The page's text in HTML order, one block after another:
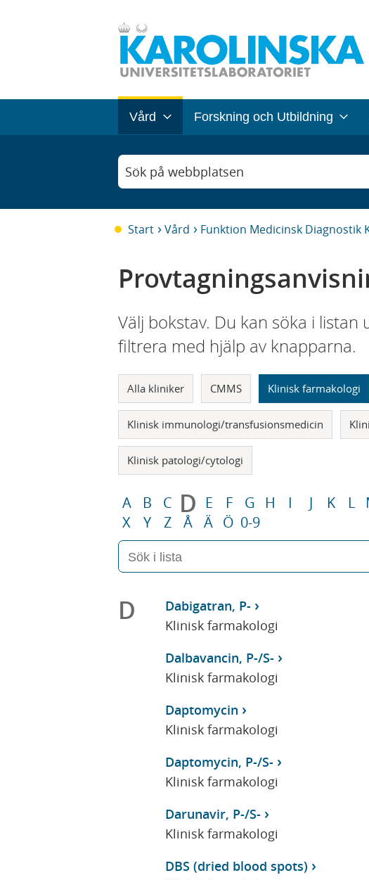
Vård Forskning och Utbildning
Sök på webbplatsen
Start Vård Funktion Medicinsk Diagnostik
Välj bokstav. Du kan söka i
filtrera med hjälp av knapparna.
Alla kliniker CMMS Klinisk farmakologi
Klinisk immunologi/transfusionsmedicin
Klinisk patologi/cytologi
A B C D E F G H I J K L
X
Y Z Å Ä Ö 0-9
D
Dabigatran, P-
Klinisk farmakologi
Dalbavancin, P-/S-
Klinisk farmakologi
Daptomycin
Klinisk farmakologi
Daptomycin, P-/S-
Klinisk farmakologi
Darunavir, P-/S-
Klinisk farmakologi
DBS (dried blood spots)